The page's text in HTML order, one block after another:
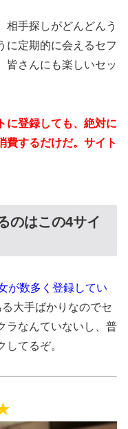
相手探しがどんどんう
に定期的に会えるセフ
皆さんにも楽しいセッ
に登録しても、絶対に
費するだけだ。サイト
のはこの4サイ
が数多く登録してい
大手ばかりなのでセ
ラなんていないし、普
てるぞ。